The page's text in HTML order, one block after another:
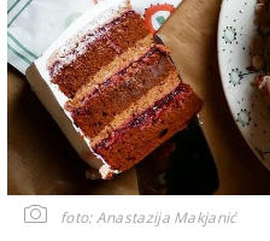
foto: Anastazija Makjanić